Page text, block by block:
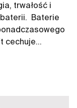
trwałość i
Baterie
cechuje